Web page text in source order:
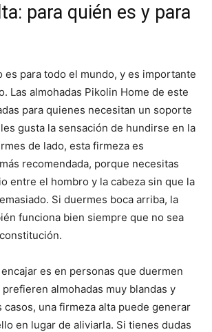
para quién es y para
es para todo el mundo, y es importante
Las almohadas Pikolin Home de este
para quienes necesitan un soporte
gusta la sensación de hundirse en la
de lado, esta firmeza es
recomendada, porque necesitas
entre el hombro y la cabeza sin que la
Si duermes boca arriba, la
funciona bien siempre que no sea
es en personas que duermen
prefieren almohadas muy blandas y
casos, una firmeza alta puede generar
en lugar de aliviarla. Si tienes dudas